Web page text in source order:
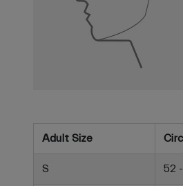
Adult Size
S 52